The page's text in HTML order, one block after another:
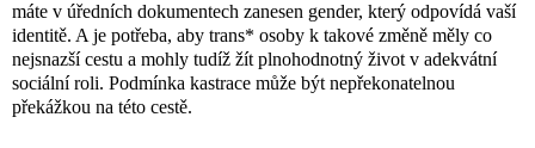
máte v úředních dokumentech zanesen gender, který odpovídá vaší
identitě. A je potřeba, aby trans* osoby k takové změně měly co
nejsnazší cestu a mohly tudíž žít plnohodnotný život v adekvátní
sociální roli. Podmínka kastrace může být nepřekonatelnou
překážkou na této cestě.